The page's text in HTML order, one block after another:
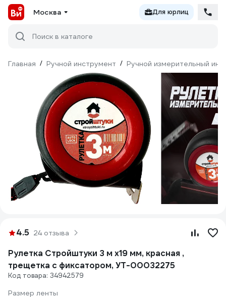
Москва Для юрлиц
Поиск в каталоге
Главная / Ручной инструмент / Ручной измерительный
4.5 24 отзыва
Рулетка Стройштуки 3 м х19 мм, красная ,
трещетка с фиксатором, УТ-00032275
Код товара: 34942579
Размер ленты